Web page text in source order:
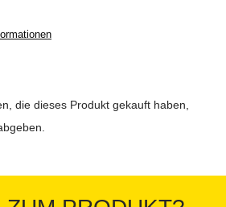
die dieses Produkt gekauft haben,